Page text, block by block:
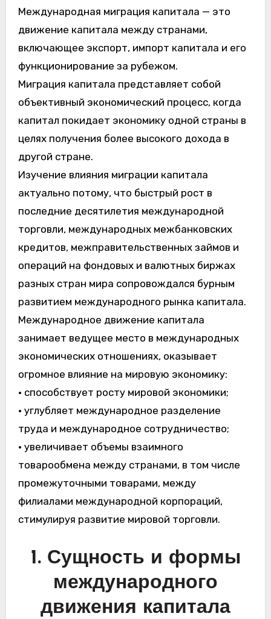
Международная миграция капитала — это
движение капитала между странами,
включающее экспорт, импорт капитала и его
функционирование за рубежом.
Миграция капитала представляет собой
объективный экономический процесс, когда
капитал покидает экономику одной страны в
целях получения более высокого дохода в
другой стране.
Изучение влияния миграции капитала
актуально потому, что быстрый рост в
последние десятилетия международной
торговли, международных межбанковских
кредитов, межправительственных займов и
операций на фондовых и валютных биржах
разных стран мира сопровождался бурным
развитием международного рынка капитала.
Международное движение капитала
занимает ведущее место в международных
экономических отношениях, оказывает
огромное влияние на мировую экономику:
• способствует росту мировой экономики;
• углубляет международное разделение
труда и международное сотрудничество;
• увеличивает объемы взаимного
товарообмена между странами, в том числе
промежуточными товарами, между
филиалами международной корпораций,
стимулируя развитие мировой торговли.
1. Сущность и формы
международного
движения капитала